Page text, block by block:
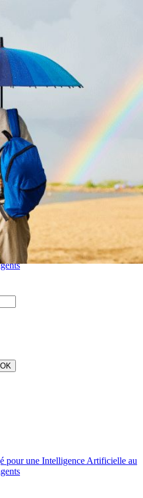
pour une Intelligence Artificielle au
OK
pour une Intelligence Artificielle au